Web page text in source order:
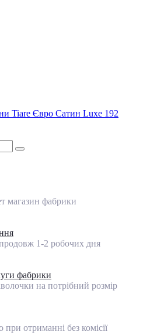
Tiare Євро Сатин Luxe 192
магазин фабрики
1-2 робочих дня
фабрики
на потрібний розмір
отриманні без комісії